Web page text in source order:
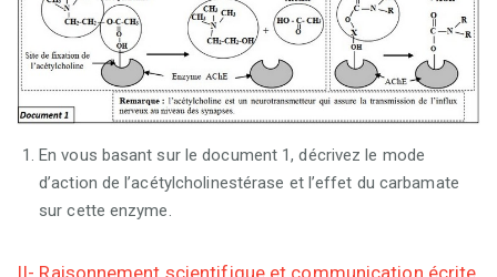
En vous basant sur le document 1, décrivez le mode
d’action de l’acétylcholinestérase et l’effet du carbamate
sur cette enzyme.